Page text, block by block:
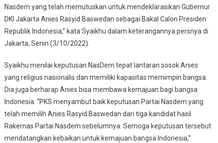
Respon
Presiden
PKS
Nasdem yang telah memutuskan untuk mendeklarasikan Gubernur
DKI Jakarta Anies Rasyid Baswedan sebagai Bakal Calon Presiden
Republik Indonesia,” kata Syaikhu dalam keterangannya persnya di
Jakarta, Senin (3/10/2022).
Syaikhu menilai keputusan NasDem tepat lantaran sosok Anies
yang religius nasionalis dan memiliki kapasitas memimpin bangsa.
Dia juga berharap Anies bisa membawa kemajuan bagi bangsa
Indonesia. “PKS menyambut baik keputusan Partai Nasdem yang
telah memilih Anies Rasyid Baswedan dari tiga kandidat hasil
Rakernas Partai Nasdem sebelumnya. Semoga keputusan tersebut
mendatangkan kebaikan untuk kemajuan bangsa Indonesia,”